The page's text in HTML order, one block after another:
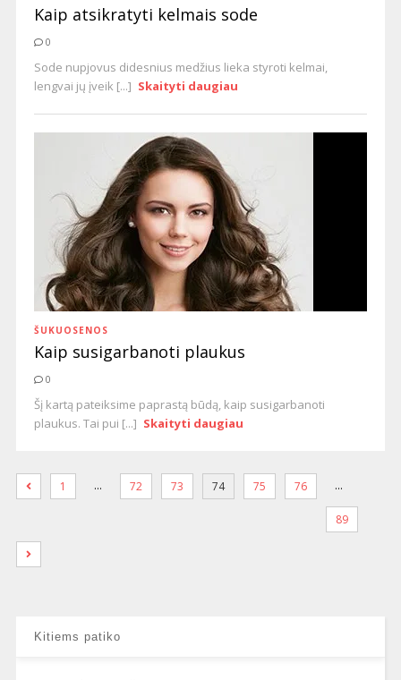
Kaip atsikratyti kelmais sode
0
Sode nupjovus didesnius medžius lieka styroti kelmai,
lengvai jų įveik [...] Skaityti daugiau
ŠUKUOSENOS
Kaip susigarbanoti plaukus
0
Šį kartą pateiksime paprastą būdą, kaip susigarbanoti
plaukus. Tai pui [...] Skaityti daugiau
1 … 72 73 74 75 76 …
89
Kitiems patiko